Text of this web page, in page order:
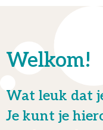
Welkom!
Wat leuk dat
Je kunt je